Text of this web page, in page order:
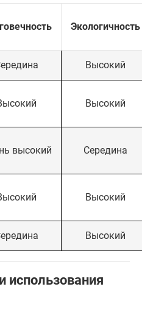
Экологичность
Высокий
Высокий
высокий Середина
Высокий
Высокий
использования